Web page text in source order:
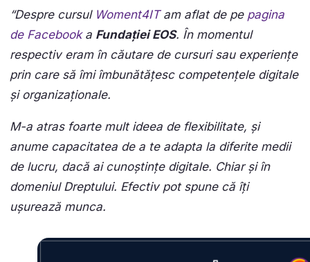
“Despre cursul Woment4ITam aflat de pe pagina
de Facebooka Fundației EOS. În momentul
respectiv eram în căutare de cursuri sau experiențe
prin care să îmi îmbunătățesc competențele digitale
și organizaționale.
M-a atras foarte mult ideea de flexibilitate, și
anume capacitatea de a te adapta la diferite medii
de lucru, dacă ai cunoștințe digitale. Chiar și în
domeniul Dreptului. Efectiv pot spune că îți
ușurează munca.